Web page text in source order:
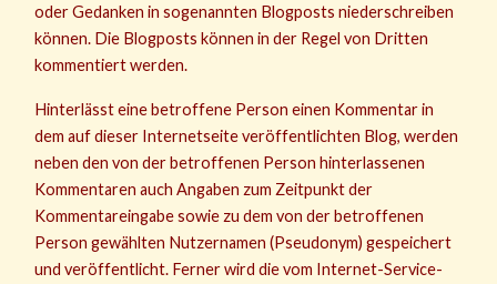
oder Gedanken in sogenannten Blogposts niederschreiben
können. Die Blogposts können in der Regel von Dritten
kommentiert werden.
Hinterlässt eine betroffene Person einen Kommentar in
dem auf dieser Internetseite veröffentlichten Blog, werden
neben den von der betroffenen Person hinterlassenen
Kommentaren auch Angaben zum Zeitpunkt der
Kommentareingabe sowie zu dem von der betroffenen
Person gewählten Nutzernamen (Pseudonym) gespeichert
und veröffentlicht. Ferner wird die vom Internet-Service-